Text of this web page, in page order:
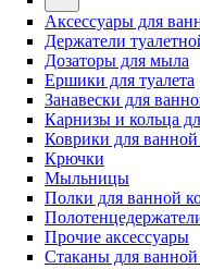
Аксессуары для
Держатели
Дозаторы для мыла
Ершики для туалета
Занавески для
Карнизы и кольца
Коврики для
Крючки
Мыльницы
Полки для ванной
Прочие аксессуары
Стаканы для